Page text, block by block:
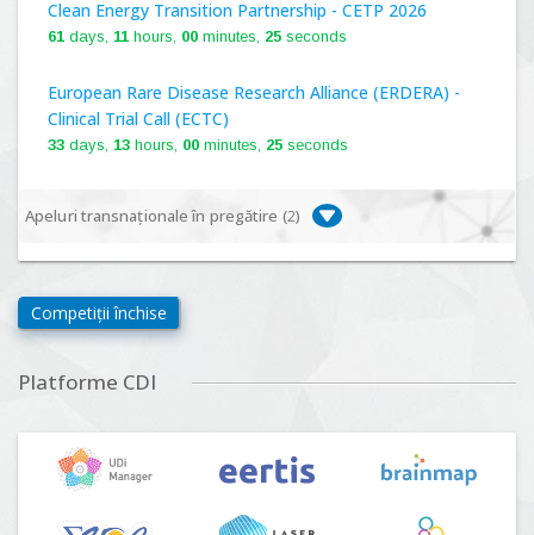
Clean Energy Transition Partnership - CETP 2026
61 days, 11 hours, 00 minutes, 24 seconds
European Rare Disease Research Alliance (ERDERA) -
Clinical Trial Call (ECTC)
33 days, 13 hours, 00 minutes, 24 seconds
Apeluri transnaționale în pregătire (2)
biodiversitate, consecințe socio-ecologice și traiectorii
viitoare", Competiția 2026
n°5 (DUT-2026)
Lansare:01 Septembrie 2026
Competiții închise
Platforme CDI